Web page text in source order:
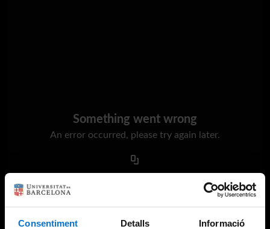
Consentiment Detalls Informació
Something went wrong
An error occurred, please try again later.